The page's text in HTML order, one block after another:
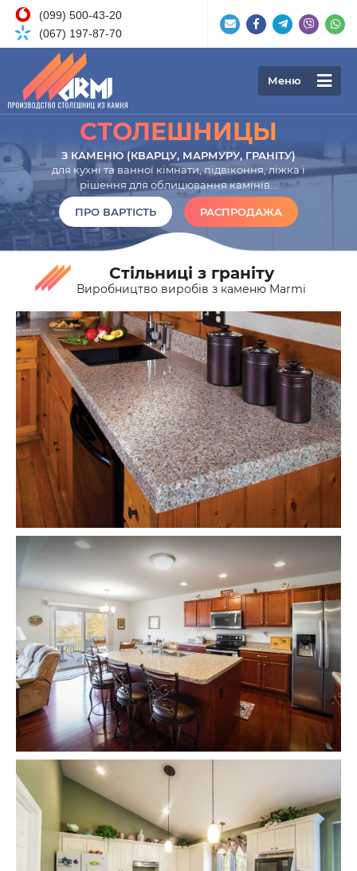
(099) 500-43-20
(067) 197-87-70
Меню
CТОЛЕШНИЦЫ
З КАМЕНЮ (КВАРЦУ, МАРМУРУ, ГРАНІТУ)
для кухні та ванної кімнати, підвіконня, ліжка і
рішення для облицювання камінів...
ПРО ВАРТІСТЬ РАСПРОДАЖА
Стільниці з граніту
Виробництво виробів з каменю Marmi